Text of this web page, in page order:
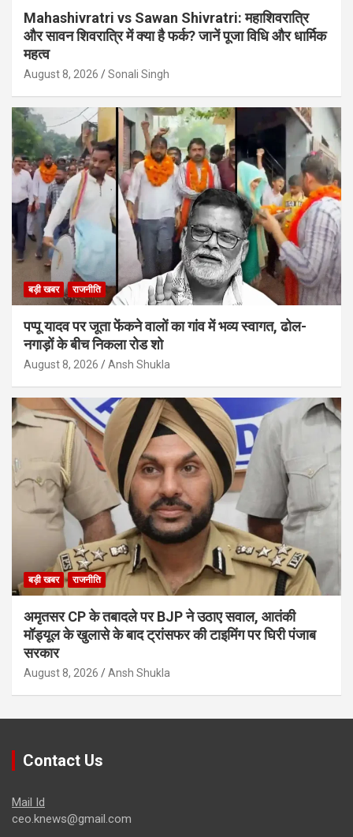
Mahashivratri vs Sawan Shivratri: महाशिवरात्रि
और सावन शिवरात्रि में क्या है फर्क? जानें पूजा विधि और धार्मिक
महत्व
August 8, 2026 Sonali Singh
बड़ी खबर राजनीति
पप्पू यादव पर जूता फेंकने वालों का गांव में भव्य स्वागत, ढोल-
नगाड़ों के बीच निकला रोड शो
August 8, 2026 Ansh Shukla
बड़ी खबर राजनीति
अमृतसर CP के तबादले पर BJP ने उठाए सवाल, आतंकी
मॉड्यूल के खुलासे के बाद ट्रांसफर की टाइमिंग पर घिरी पंजाब
सरकार
August 8, 2026 Ansh Shukla
Contact Us
Mail Id
ceo.knews@gmail.com